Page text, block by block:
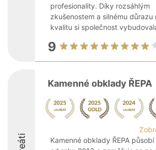
profesionality. Díky rozsáhlým
zkušenostem a silnému důrazu
kvalitu si společnost
9
Kamenné obklady ŘEPA
Kamenné obklady ŘEPA